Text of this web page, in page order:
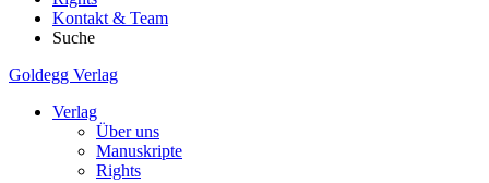
Kontakt & Team
Suche
Goldegg Verlag
Verlag
Über uns
Manuskripte
Rights